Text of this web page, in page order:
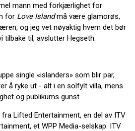
mann med forkjærlighet for
for Love Islandmå være glamorøs,
og jeg vet nøyaktig hvem det bør
tilbake til, avslutter Hegseth.
single «islanders» som blir par,
å ryke ut - alt i en solfylt villa, mens
og publikums gunst.
Lifted Entertainment, en del av ITV
et WPP Media-selskap. ITV